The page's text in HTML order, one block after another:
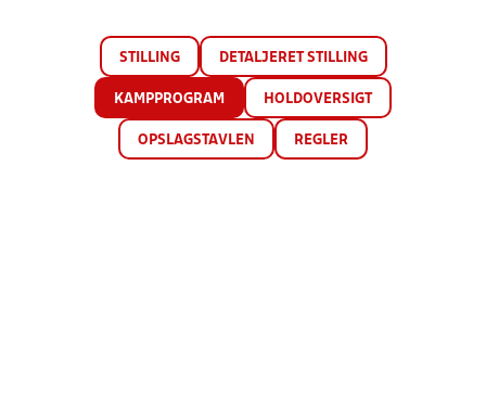
STILLING DETALJERET STILLING
KAMPPROGRAM HOLDOVERSIGT
OPSLAGSTAVLEN REGLER